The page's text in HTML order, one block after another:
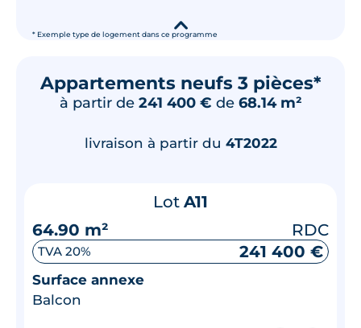
* Exemple type de logement dans ce programme
▾
Appartements neufs 3 pièces*
à partir de 241 400 € de 68.14 m²
livraison à partir du 4T2022
Lot A11
64.90 m²
RDC
TVA 20% 241 400 €
Surface annexe
Balcon